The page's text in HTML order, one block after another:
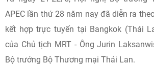
APEC lần thứ 28 năm nay đã diễn ra
kết hợp trực tuyến tại Bangkok (Thái
của Chủ tịch MRT - Ông Jurin
Bộ trưởng Bộ Thương mại Thái Lan.